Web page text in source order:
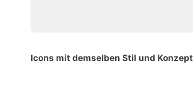
Icons mit demselben Stil und Konzept